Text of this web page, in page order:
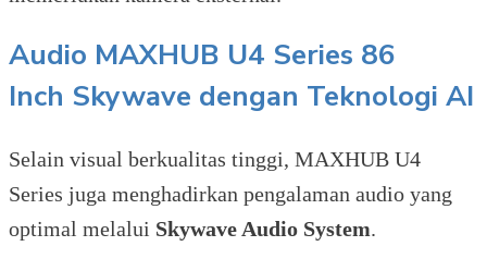
Audio MAXHUB U4 Series 86
Inch Skywave dengan Teknologi AI
Selain visual berkualitas tinggi, MAXHUB U4
Series juga menghadirkan pengalaman audio yang
optimal melalui Skywave Audio System.